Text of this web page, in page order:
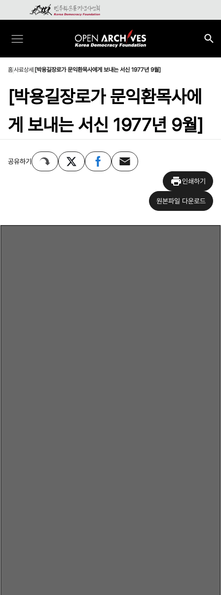
홈사료상세 [박용길장로가 문익환목사에게 보내는 서신 1977년 9월]
[박용길장로가 문익환목사에
게 보내는 서신 1977년 9월]
공유하기
인쇄하기
원본파일 다운로드